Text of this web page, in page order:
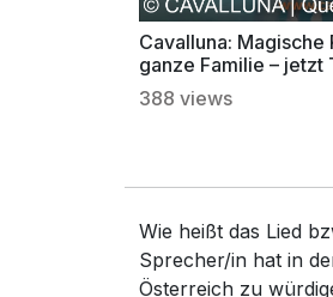
Cavalluna:
ganze Familie –
Highlight sichern
388 views
Wie heißt das Lied
Sprecher/in hat in
Österreich zu